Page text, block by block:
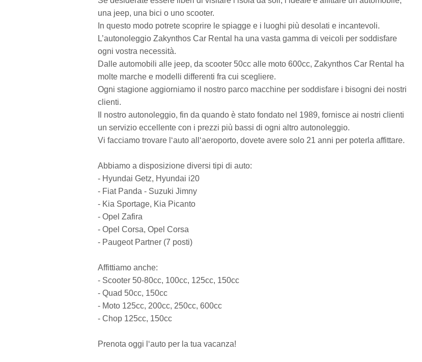
una jeep, una bici o uno scooter.
In questo modo potrete scoprire le spiagge e i luoghi più desolati e incantevoli.
L’autonoleggio Zakynthos Car Rental ha una vasta gamma di veicoli per soddisfare
ogni vostra necessità.
Dalle automobili alle jeep, da scooter 50cc alle moto 600cc, Zakynthos Car Rental ha
molte marche e modelli differenti fra cui scegliere.
Ogni stagione aggiorniamo il nostro parco macchine per soddisfare i bisogni dei nostri
clienti.
Il nostro autonoleggio, fin da quando è stato fondato nel 1989, fornisce ai nostri clienti
un servizio eccellente con i prezzi più bassi di ogni altro autonoleggio.
Vi facciamo trovare l‘auto all‘aeroporto, dovete avere solo 21 anni per poterla affittare.
Abbiamo a disposizione diversi tipi di auto:
- Hyundai Getz, Hyundai i20
- Fiat Panda - Suzuki Jimny
- Kia Sportage, Kia Picanto
- Opel Zafira
- Opel Corsa, Opel Corsa
- Paugeot Partner (7 posti)
Affittiamo anche:
- Scooter 50-80cc, 100cc, 125cc, 150cc
- Quad 50cc, 150cc
- Moto 125cc, 200cc, 250cc, 600cc
- Chop 125cc, 150cc
Prenota oggi l‘auto per la tua vacanza!